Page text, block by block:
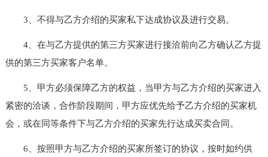
3、不得与乙方介绍的买家私下达成协议及进行交易。
4、在与乙方提供的第三方买家进行接洽前向乙方确认乙方提
供的第三方买家客户名单。
5、甲方必须保障乙方的权益，当甲方与乙方介绍的买家进入
紧密的洽谈，合作阶段期间，甲方应优先给予乙方介绍的买家机
会，或在同等条件下与乙方介绍的买家先行达成买卖合同。
6、按照甲方与乙方介绍的买家所签订的协议，按时如约供